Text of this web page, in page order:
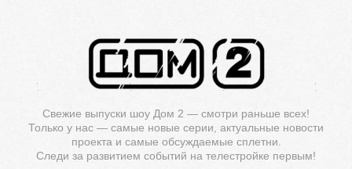
Свежие выпуски шоу Дом 2 — смотри раньше всех!
Только у нас — самые новые серии, актуальные новости
проекта и самые обсуждаемые сплетни.
Следи за развитием событий на телестройке первым!